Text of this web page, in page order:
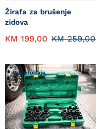
Žirafa za brušenje
zidova
KM 199,00 KM259,00
Rasprodaja